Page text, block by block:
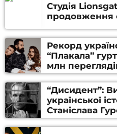
Студія
продовження
Рекорд
“Плакала”
млн
“Дисидент”:
української
Станіслава
Алфьорова